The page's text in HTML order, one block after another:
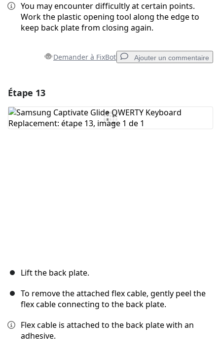
You may encounter difficultly at certain points.
Work the plastic opening tool along the edge to
keep back plate from closing again.
Demander à FixBot Ajouter un commentaire
Ajouter un commentaire
Étape 13
Lift the back plate.
To remove the attached flex cable, gently peel the
flex cable connecting to the back plate.
Flex cable is attached to the back plate with an
adhesive.